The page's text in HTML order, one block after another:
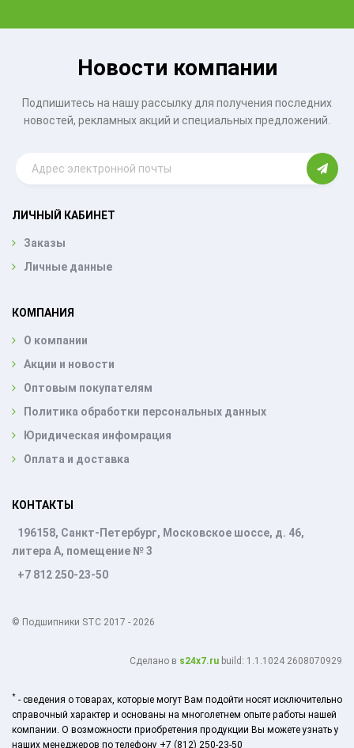
Новости компании
Подпишитесь на нашу рассылку для получения последних
новостей, рекламных акций и специальных предложений.
ЛИЧНЫЙ КАБИНЕТ
Заказы
Личные данные
КОМПАНИЯ
О компании
Акции и новости
Оптовым покупателям
Политика обработки персональных данных
Юридическая инфомрация
Оплата и доставка
КОНТАКТЫ
196158, Санкт-Петербург, Московское шоссе, д. 46,
литера А, помещение № 3
+7 812 250-23-50
© Подшипники STC 2017 - 2026
Cделано в s24x7.ru build: 1.1.1024 2608070929
* - сведения о товарах, которые могут Вам подойти носят исключительно
справочный характер и основаны на многолетнем опыте работы нашей
компании. О возможности приобретения продукции Вы можете узнать у
наших менеджеров по телефону +7 (812) 250-23-50